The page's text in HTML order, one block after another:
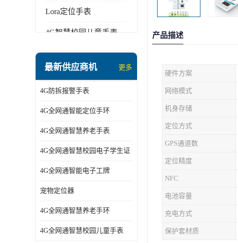
Lora定位手表
4G智慧校园儿童手表
指静脉识别智能锁
2G/BT4.0智能睡眠带
2G/4G智慧养老手环
最新供应商机 更多
4G防拆报警手表
4G全网通智能定位手环
4G全网通智慧养老手表
4G全网通智慧校园电子学生证
4G全网通智能电子工牌
宠物定位器
4G全网通智慧养老手环
4G全网通智慧校园儿童手表
产品描述
硬件方案
网络模式
机身存储
定位方式
GPS通道数
定位精度
NFC
电池容量
充电方式
保护套材质